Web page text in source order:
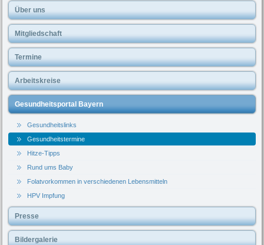
Über uns
Mitgliedschaft
Termine
Arbeitskreise
Gesundheitsportal Bayern
Gesundheitslinks
Gesundheitstermine
Hitze-Tipps
Rund ums Baby
Folatvorkommen in verschiedenen Lebensmitteln
HPV Impfung
Presse
Bildergalerie